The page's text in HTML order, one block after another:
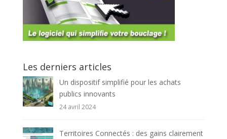
Les derniers articles
Un dispositif simplifié pour les achats
publics innovants
24 avril 2024
Territoires Connectés : des gains clairement